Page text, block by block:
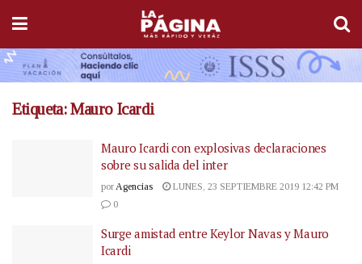
Etiqueta:Mauro Icardi
Mauro Icardi con explosivas declaraciones
sobre su salida del inter
por Agencias
LUNES, 23 SEPTIEMBRE 2019 12:42 PM
0
Surge amistad entre Keylor Navas y Mauro
Icardi